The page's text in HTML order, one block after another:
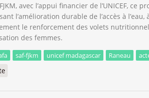
avec l’appui financier de l’UNICEF, ce
l’amélioration durable de l’accès à l’eau,
le renforcement des volets
des femmes.
saf-fjkm unicef madagascar Raneau